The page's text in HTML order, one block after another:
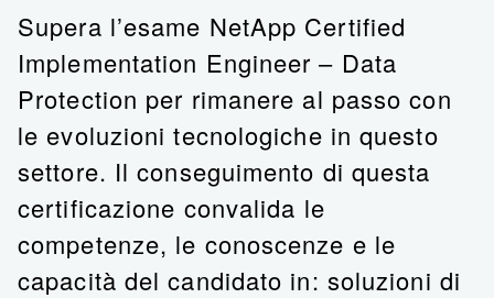
Supera l’esame NetApp Certified
Implementation Engineer – Data
Protection per rimanere al passo con
le evoluzioni tecnologiche in questo
settore. Il conseguimento di questa
certificazione convalida le
competenze, le conoscenze e le
capacità del candidato in: soluzioni di